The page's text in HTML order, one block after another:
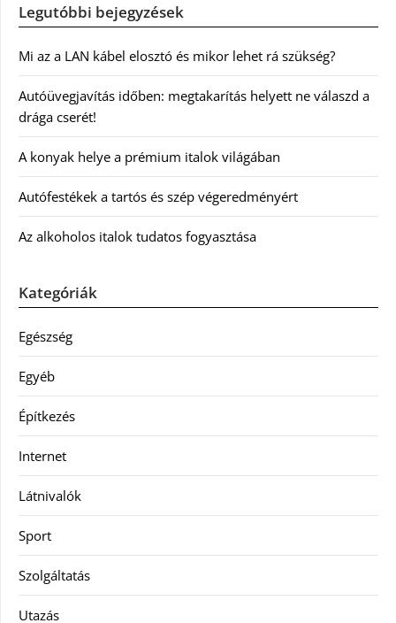
Legutóbbi bejegyzések
Mi az a LAN kábel elosztó és mikor lehet rá szükség?
Autóüvegjavítás időben: megtakarítás helyett ne válaszd a
drága cserét!
A konyak helye a prémium italok világában
Autófestékek a tartós és szép végeredményért
Az alkoholos italok tudatos fogyasztása
Kategóriák
Egészség
Egyéb
Építkezés
Internet
Látnivalók
Sport
Szolgáltatás
Utazás